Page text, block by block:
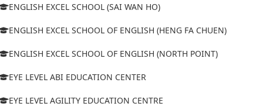
ENGLISH EXCEL SCHOOL (SAI WAN HO)
ENGLISH EXCEL SCHOOL OF ENGLISH (HENG FA CHUEN)
ENGLISH EXCEL SCHOOL OF ENGLISH (NORTH POINT)
EYE LEVEL ABI EDUCATION CENTER
EYE LEVEL AGILITY EDUCATION CENTRE